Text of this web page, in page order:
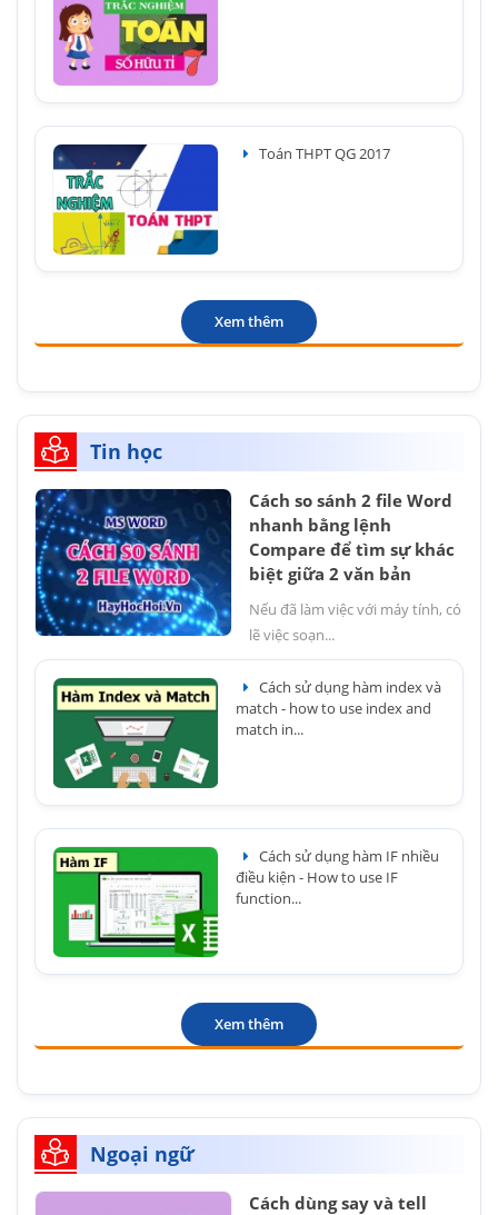
Toán THPT QG 2017
Xem thêm
Tin học
Cách so sánh 2 file Word
nhanh bằng lệnh
Compare để tìm sự khác
biệt giữa 2 văn bản
Nếu đã làm việc với máy tính, có
lẽ việc soạn...
Cách sử dụng hàm index và
match - how to use index and
match in...
Cách sử dụng hàm IF nhiều
điều kiện - How to use IF
function...
Xem thêm
Ngoại ngữ
Cách dùng say và tell